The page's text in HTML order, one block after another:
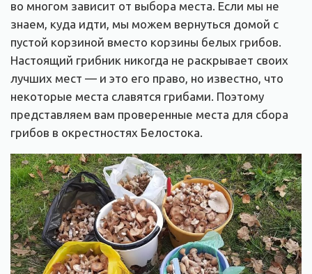
во многом зависит от выбора места. Если мы не
знаем, куда идти, мы можем вернуться домой с
пустой корзиной вместо корзины белых грибов.
Настоящий грибник никогда не раскрывает своих
лучших мест — и это его право, но известно, что
некоторые места славятся грибами. Поэтому
представляем вам проверенные места для сбора
грибов в окрестностях Белостока.